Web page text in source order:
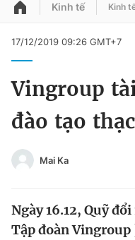
QUẢNG CÁO
Chuyên mục
Chào ngày mới
Tin thị trường
Đổi mật khẩu
Tin đã lưu
Kinh tế Kinh
17/12/2019 09:26 GMT+7
Vingroup
đào tạo
Mai Ka
Ngày 16.12, Quỹ
Tập đoàn Vingroup